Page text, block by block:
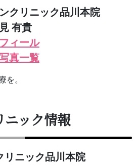
クリニック品川本院
有貴
ィール
真一覧
。
ニック情報
リニック品川本院